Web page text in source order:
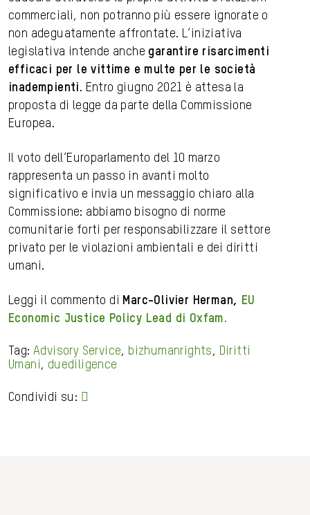
commerciali, non potranno più essere ignorate o
non adeguatamente affrontate. L’iniziativa
legislativa intende anche garantire risarcimenti
efficaci per le vittime e multe per le società
inadempienti. Entro giugno 2021 è attesa la
proposta di legge da parte della Commissione
Europea.
Il voto dell’Europarlamento del 10 marzo
rappresenta un passo in avanti molto
significativo e invia un messaggio chiaro alla
Commissione: abbiamo bisogno di norme
comunitarie forti per responsabilizzare il settore
privato per le violazioni ambientali e dei diritti
umani.
Leggi il commento di Marc-Olivier Herman, EU
Economic Justice Policy Lead di Oxfam.
Tag: Advisory Service, bizhumanrights, Diritti
Umani, duediligence
Condividi su: